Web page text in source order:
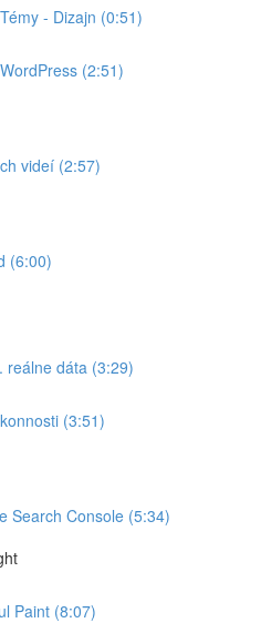
- Dizajn (0:51)
(2:51)
videí (2:57)
(6:00)
reálne dáta (3:29)
(3:51)
Search Console (5:34)
Paint (8:07)